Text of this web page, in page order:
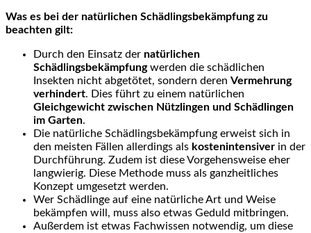
Was es bei der natürlichen Schädlingsbekämpfung zu
beachten gilt:
Durch den Einsatz der natürlichen
Schädlingsbekämpfungwerden die schädlichen
Insekten nicht abgetötet, sondern deren Vermehrung
verhindert. Dies führt zu einem natürlichen
Gleichgewicht zwischen Nützlingen und Schädlingen
im Garten.
Die natürliche Schädlingsbekämpfung erweist sich in
den meisten Fällen allerdings als kostenintensiver in der
Durchführung. Zudem ist diese Vorgehensweise eher
langwierig. Diese Methode muss als ganzheitliches
Konzept umgesetzt werden.
Wer Schädlinge auf eine natürliche Art und Weise
bekämpfen will, muss also etwas Geduld mitbringen.
Außerdem ist etwas Fachwissen notwendig, um diese